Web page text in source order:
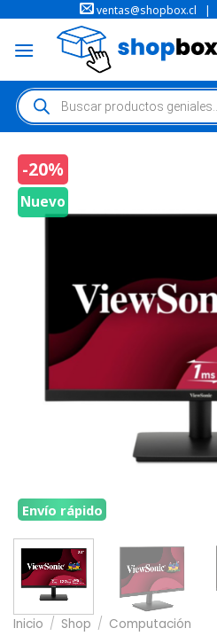
ventas@shopbox.cl |
-20%
Nuevo
Envío rápido
Inicio / Shop / Computación